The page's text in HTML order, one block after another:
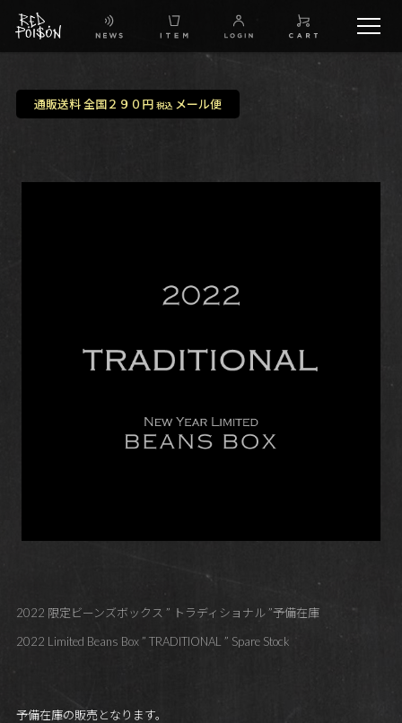
IG
通販送料 全国２９０円 税込メール便
2022 限定ビーンズボックス ” トラディショナル ”予備在庫
2022 Limited Beans Box ” TRADITIONAL ” Spare Stock
予備在庫の販売となります。